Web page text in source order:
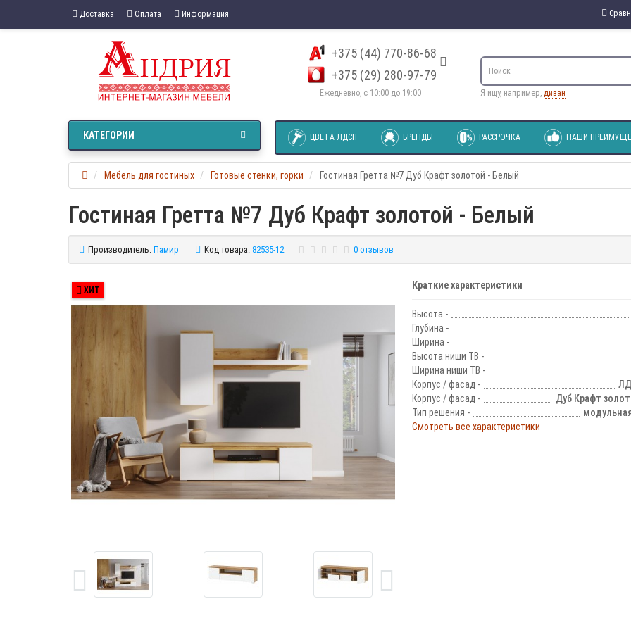
Доставка Оплата Информация
+375 (44) 770-86-68
+375 (29) 280-97-79
Ежедневно, с 10:00 до 19:00 Я ищу, например, диван
ЦВЕТА ЛДСП БРЕНДЫ РАССРОЧКА НАШИ
КАТЕГОРИИ
Мебель для гостиных Готовые стенки, горки Гостиная Гретта №7 Дуб Крафт золотой - Белый
Гостиная Гретта №7 Дуб Крафт золотой - Белый
Производитель: Памир Код товара: 82535-12 0 отзывов
ХИТ Краткие характеристики
Высота -
Глубина -
Ширина -
Высота ниши ТВ -
Ширина ниши ТВ -
Корпус / фасад -
Корпус / фасад -
Дуб Крафт
Тип решения -
Смотреть все характеристики